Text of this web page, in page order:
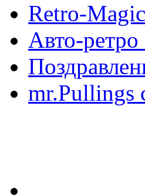
Retro-
Авто-
mr.Pullings